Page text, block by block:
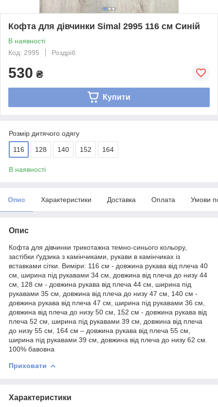
Кофта для дівчинки Simal 2995 116 см Синій
В наявності
Код: 2995
Роздріб
530 ₴
Купити
Розмір дитячого одягу
116 128 140 152 164
В наявності
Опис Характеристики Доставка Оплата Умови
Опис
Кофта для дівчинки трикотажна темно-синього кольору,
застібки ґудзика з камінчиками, рукави в камінчиках із
вставками сітки. Виміри: 116 см - довжина рукава від плеча 40
см, ширина під рукавами 34 см, довжина від плеча до низу 44
см, 128 см - довжина рукава від плеча 44 см, ширина під
рукавами 35 см, довжина від плеча до низу 47 см, 140 см -
довжина рукава від плеча 47 см, ширина під рукавами 36 см,
довжина від плеча до низу 50 см, 152 см - довжина рукава від
плеча 52 см, ширина під рукавами 39 см, довжина від плеча
до низу 55 см, 164 см – довжина рукава від плеча 55 см,
ширина під рукавами 39 см, довжина від плеча до низу 62 см.
100% бавовна
Приховати
Характеристики